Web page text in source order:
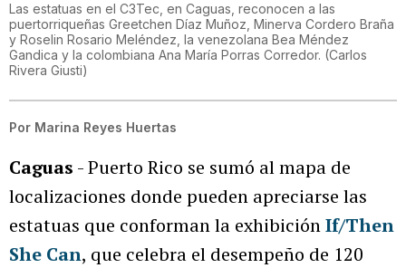
Las estatuas en el C3Tec, en Caguas, reconocen a las
puertorriqueñas Greetchen Díaz Muñoz, Minerva Cordero Braña
y Roselin Rosario Meléndez, la venezolana Bea Méndez
Gandica y la colombiana Ana María Porras Corredor. (Carlos
Rivera Giusti)
Por Marina Reyes Huertas
Caguas - Puerto Rico se sumó al mapa de
localizaciones donde pueden apreciarse las
estatuas que conforman la exhibiciónIf/Then
She Can, que celebra el desempeño de 120